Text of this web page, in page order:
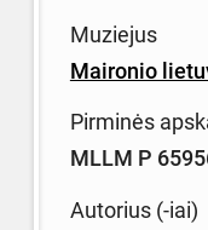
Muziejus
Maironio
Pirminės
MLLM P
Autorius (-iai)